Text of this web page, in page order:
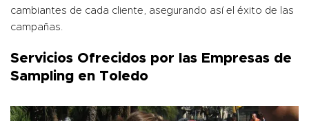
cambiantes de cada cliente, asegurando así el éxito de las
campañas.
Servicios Ofrecidos por las Empresas de
Sampling en Toledo